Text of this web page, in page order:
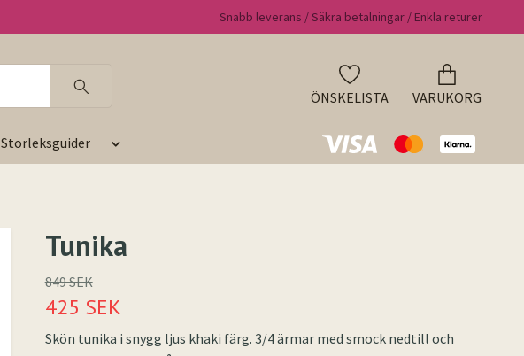
Snabb leverans / Säkra betalningar / Enkla returer
ÖNSKELISTA VARUKORG
Storleksguider
Tunika
849 SEK
425 SEK
Skön tunika i snygg ljus khaki färg. 3/4 ärmar med smock nedtill och